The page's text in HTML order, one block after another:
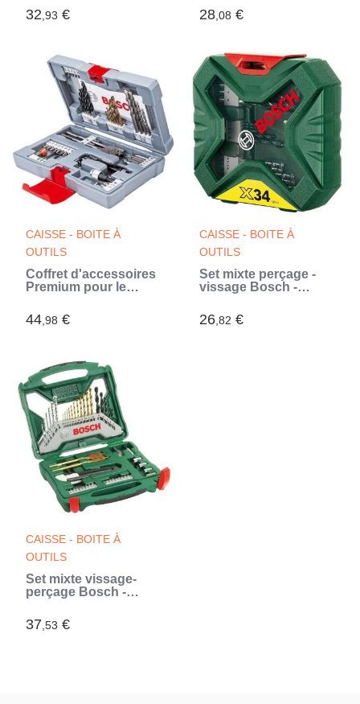
d'Embouts de
Vissage avec Cliquet
32,93 €
nettoyage et
polissage pour Outils
28,08 €
CAISSE - BOITE À
OUTILS
Coffret d'accessoires
Premium pour le
(49 pcs) - BOSCH
(Blanc)
44,98 €
CAISSE - BOITE À
OUTILS
Set mixte perçage -
vissage Bosch -
de forets et
d'embouts de
26,82 €
CAISSE - BOITE À
OUTILS
Set mixte vissage-
perçage Bosch -
de forets et
d'embouts de
37,53 €